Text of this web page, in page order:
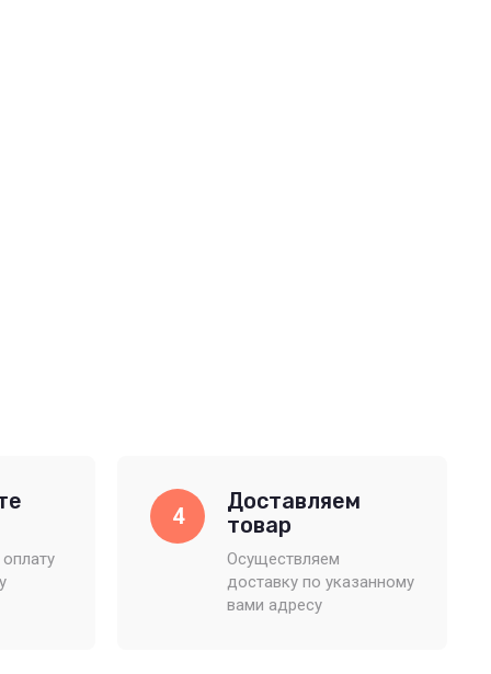
4
Доставляем
товар
Осуществляем
доставку по указанному
вами адресу